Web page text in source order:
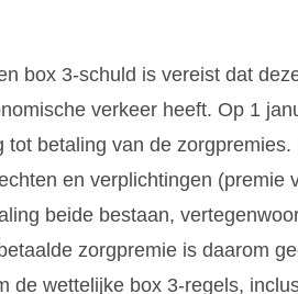
box 3-schuld is vereist dat
verkeer heeft. Op 1
betaling van de
en verplichtingen (premie
beide bestaan,
zorgpremie is daarom
de wettelijke box 3-regels,